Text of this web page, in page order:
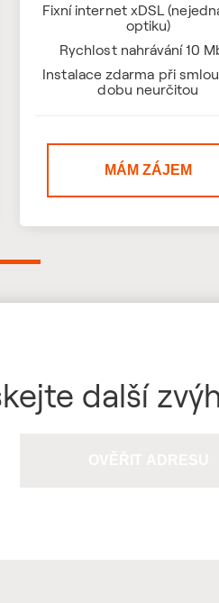
Fixní internet xDSL
optiku)
Rychlost nahrávání 10
Instalace zdarma při
dobu neurčitou
MÁM ZÁJEM
další